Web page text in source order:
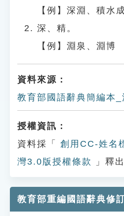
【例】深淵、積水
深、精。
【例】淵泉、淵博
資料來源：
教育部國語辭典簡編本_
授權資訊：
資料採「
創用CC-姓名
灣3.0版授權條款
」釋出
教育部重編國語辭典修